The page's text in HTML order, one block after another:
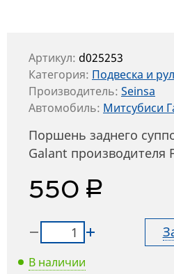
Артикул: d025253
Категория: Подвеска и
Производитель: Seinsa
Автомобиль: Митсубиси
Поршень заднего
Galant производителя
550 руб.
В наличии